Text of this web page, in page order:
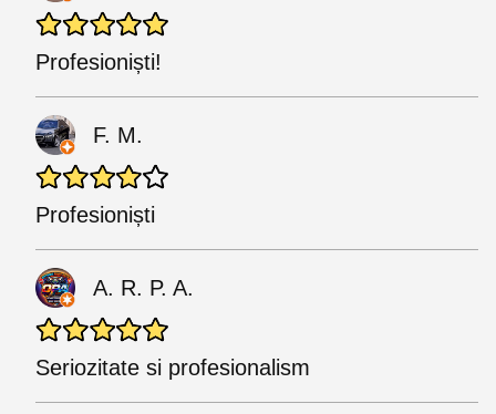
Profesioniști!
F. M.
Profesioniști
A. R. P. A.
Seriozitate si profesionalism